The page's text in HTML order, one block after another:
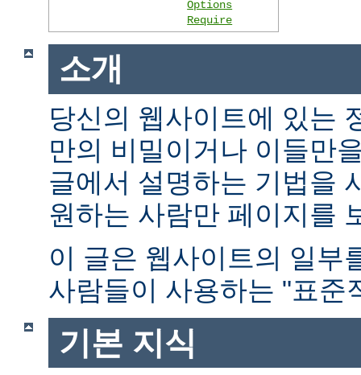
Options
Require
소개
당신의 웹사이트에 있는
만의 비밀이거나 이들만
글에서 설명하는 기법을
원하는 사람만 페이지를
이 글은 웹사이트의 일부
사람들이 사용하는 "표준
기본 지식